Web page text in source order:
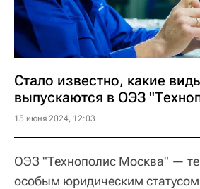
Стало известно, какие
выпускаются в ОЭЗ
15 июня 2024, 12:03
ОЭЗ "Технополис Москва" —
особым юридическим